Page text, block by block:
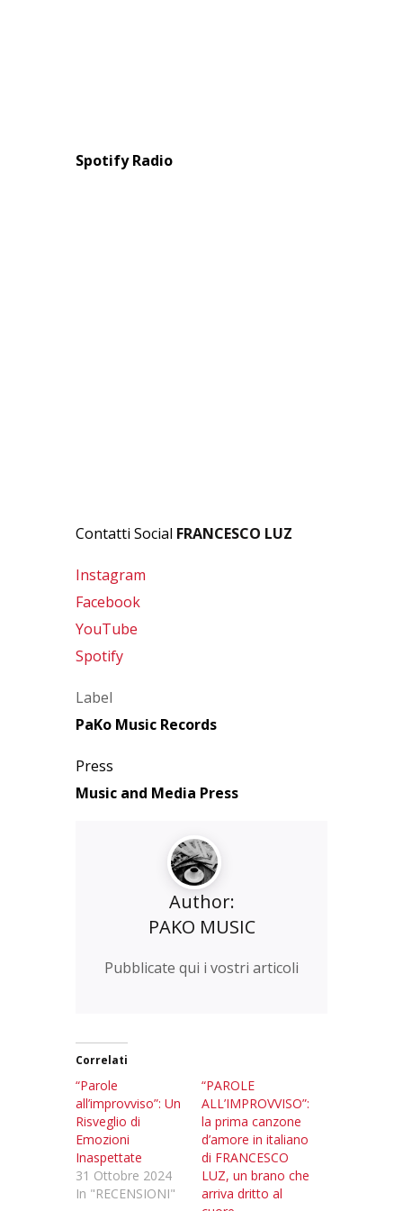
Spotify Radio
Contatti Social FRANCESCO LUZ
Instagram
Facebook
YouTube
Spotify
Label
PaKo Music Records
Press
Music and Media Press
Author:
PAKO MUSIC
Pubblicate qui i vostri articoli
Correlati
“Parole
all’improvviso”: Un
Risveglio di
Emozioni
Inaspettate
31 Ottobre 2024
In "RECENSIONI"
“PAROLE
ALL’IMPROVVISO”:
la prima canzone
d’amore in italiano
di FRANCESCO
LUZ, un brano che
arriva dritto al